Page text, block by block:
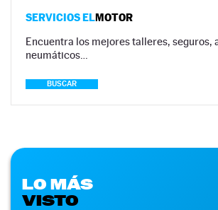
SERVICIOS ELMOTOR
Encuentra los mejores talleres, seguros,
neumáticos…
BUSCAR
LO MÁS
VISTO